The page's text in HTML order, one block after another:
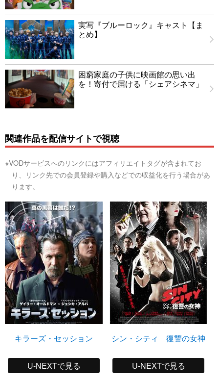
実写『ブルーロック』キャスト【ま
とめ】
困窮家庭の子供に映画館の思い出
を！寄付で届ける「シェアシネマ」
関連作品を配信サイトで視聴
※VODサービスへのリンクにはアフィリエイトタグが含まれてお
り、リンク先での会員登録や購入などでの収益化を行う場合があ
ります。
キラーズ・セッション
U-NEXTで見る
シン・シティ 復讐の女神
U-NEXTで見る